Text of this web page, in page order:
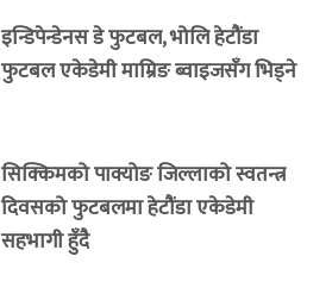
इन्डिपेन्डेनस डे फुटबल, भोलि हेटौंडा
फुटबल एकेडेमी माम्रिङ ब्वाइजसँग भिड्ने
सिक्किमको पाक्योङ जिल्लाको स्वतन्त्र
दिवसको फुटबलमा हेटौंडा एकेडेमी
सहभागी हुँदै